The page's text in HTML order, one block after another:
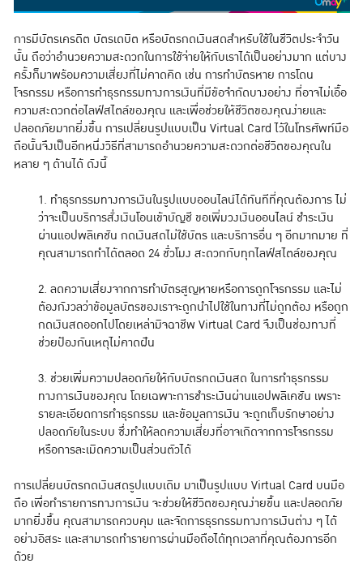
การมีบัตรเครดิต บัตรเดบิต หรือบัตรกดเงินสดสำหรับใช้ในชีวิตประจำวัน
นั้น ถือว่าอำนวยความสะดวกในการใช้จ่ายให้กับเราได้เป็นอย่างมาก แต่บาง
ครั้งก็มาพร้อมความเสี่ยงที่ไม่คาดคิด เช่น การทำบัตรหาย การโดน
โจรกรรม หรือการทำธุรกรรมทางการเงินที่มีข้อจำกัดบางอย่าง ที่อาจไม่เอื้อ
ความสะดวกต่อไลฟ์สไตล์ของคุณ และเพื่อช่วยให้ชีวิตของคุณง่ายและ
ปลอดภัยมากยิ่งขึ้น การเปลี่ยนรูปแบบเป็น Virtual Card ไว้ในโทรศัพท์มือ
ถือนั้นจึงเป็นอีกหนึ่งวิธีที่สามารถอำนวยความสะดวกต่อชีวิตของคุณใน
หลาย ๆ ด้านได้ ดังนี้
1. ทำธุรกรรมทางการเงินในรูปแบบออนไลน์ได้ทันทีที่คุณต้องการ ไม่
ว่าจะเป็นบริการสั่งเงินโอนเข้าบัญชี ขอเพิ่มวงเงินออนไลน์ ชำระเงิน
ผ่านแอปพลิเคชัน กดเงินสดไม่ใช้บัตร และบริการอื่น ๆ อีกมากมาย ที่
คุณสามารถทำได้ตลอด 24 ชั่วโมง สะดวกกับทุกไลฟ์สไตล์ของคุณ
2. ลดความเสี่ยงจากการทำบัตรสูญหายหรือการถูกโจรกรรม และไม่
ต้องกังวลว่าข้อมูลบัตรของเราจะถูกนำไปใช้ในทางที่ไม่ถูกต้อง หรือถูก
กดเงินสดออกไปโดยเหล่ามิจฉาชีพ Virtual Card จึงเป็นช่องทางที่
ช่วยป้องกันเหตุไม่คาดฝัน
3. ช่วยเพิ่มความปลอดภัยให้กับบัตรกดเงินสด ในการทำธุรกรรม
ทางการเงินของคุณ โดยเฉพาะการชำระเงินผ่านแอปพลิเคชัน เพราะ
รายละเอียดการทำธุรกรรม และข้อมูลการเงิน จะถูกเก็บรักษาอย่าง
ปลอดภัยในระบบ ซึ่งทำให้ลดความเสี่ยงที่อาจเกิดจากการโจรกรรม
หรือการละเมิดความเป็นส่วนตัวได้
การเปลี่ยนบัตรกดเงินสดรูปแบบเดิม มาเป็นรูปแบบ Virtual Card บนมือ
ถือ เพื่อทำรายการทางการเงิน จะช่วยให้ชีวิตของคุณง่ายขึ้น และปลอดภัย
มากยิ่งขึ้น คุณสามารถควบคุม และจัดการธุรกรรมทางการเงินต่าง ๆ ได้
อย่างอิสระ และสามารถทำรายการผ่านมือถือได้ทุกเวลาที่คุณต้องการอีก
ด้วย